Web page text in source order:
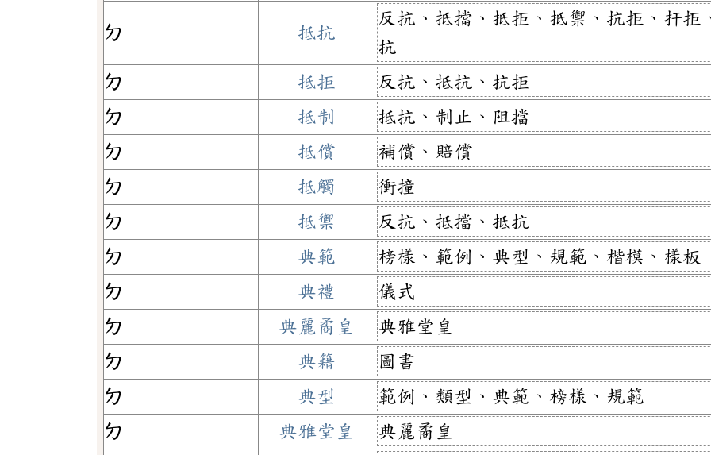
ㄉ 抵抗
反抗、抵擋、抵拒、抵禦、抗拒、扞拒
抗
ㄉ
抵拒
反抗、抵抗、抗拒
ㄉ
抵制
抵抗、制止、阻擋
ㄉ
抵償
補償、賠償
ㄉ
抵觸
衝撞
ㄉ
抵禦
反抗、抵擋、抵抗
ㄉ
典範
榜樣、範例、典型、規範、楷模、樣板
ㄉ
典禮
儀式
ㄉ
典麗矞皇
典雅堂皇
ㄉ
典籍
圖書
ㄉ
典型
範例、類型、典範、榜樣、規範
ㄉ
典雅堂皇
典麗矞皇